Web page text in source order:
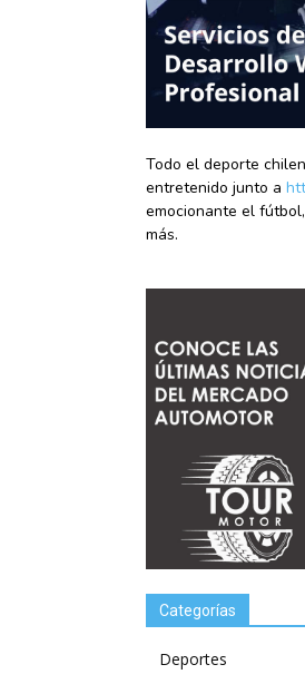
Todo el deporte
entretenido junto a
emocionante el
más.
Categorías
Deportes